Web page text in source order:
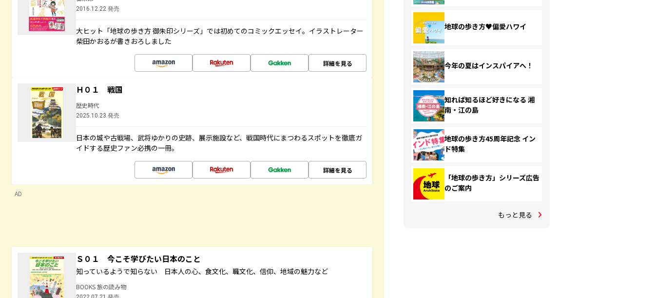
2016.12.22 発売
大ヒット「地球の歩き方 御朱印シリーズ」では初めてのコミックエッセイ。イラストレーター
柴田かおるが書きおろしました
詳細を見る
Ｈ０１ 戦国
歴史時代
2025.10.23 発売
日本の城や古戦場、武将ゆかりの史跡、展示施設など、戦国時代にまつわるスポットを徹底ガ
イドする歴史ファン必携の一冊。
詳細を見る
AD
Ｓ０１ 今こそ学びたい日本のこと
知っているようで知らない 日本人の心、食文化、職文化、信仰、地域の魅力など
BOOKS 旅の読み物
地球の歩き方♥偏愛ハワイ
今年の夏はインスパイアへ！
知れば知るほど好きになる 湘
南・江の島
地球の歩き方45周年記念 イン
ド特集
「地球の歩き方」シリーズ広告
のご案内
もっと見る